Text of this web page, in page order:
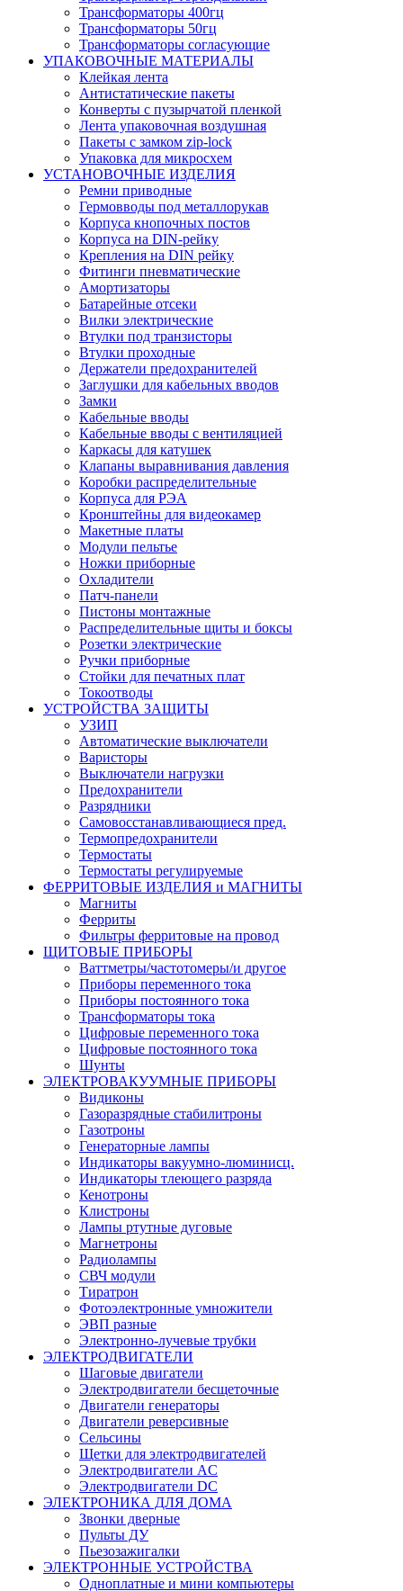
Трансформаторы 400гц
Трансформаторы 50гц
Трансформаторы согласующие
УПАКОВОЧНЫЕ МАТЕРИАЛЫ
Клейкая лента
Антистатические пакеты
Конверты с пузырчатой пленкой
Лента упаковочная воздушная
Пакеты с замком zip-lock
Упаковка для микросхем
УСТАНОВОЧНЫЕ ИЗДЕЛИЯ
Ремни приводные
Гермовводы под металлорукав
Корпуса кнопочных постов
Корпуса на DIN-рейку
Крепления на DIN рейку
Фитинги пневматические
Амортизаторы
Батарейные отсеки
Вилки электрические
Втулки под транзисторы
Втулки проходные
Держатели предохранителей
Заглушки для кабельных вводов
Замки
Кабельные вводы
Кабельные вводы с вентиляцией
Каркасы для катушек
Клапаны выравнивания давления
Коробки распределительные
Корпуса для РЭА
Кронштейны для видеокамер
Макетные платы
Модули пельтье
Ножки приборные
Охладители
Патч-панели
Пистоны монтажные
Распределительные щиты и боксы
Розетки электрические
Ручки приборные
Стойки для печатных плат
Токоотводы
УСТРОЙСТВА ЗАЩИТЫ
УЗИП
Автоматические выключатели
Варисторы
Выключатели нагрузки
Предохранители
Разрядники
Самовосстанавливающиеся пред.
Термопредохранители
Термостаты
Термостаты регулируемые
ФЕРРИТОВЫЕ ИЗДЕЛИЯ и МАГНИТЫ
Магниты
Ферриты
Фильтры ферритовые на провод
ЩИТОВЫЕ ПРИБОРЫ
Ваттметры/частотомеры/и другое
Приборы переменного тока
Приборы постоянного тока
Трансформаторы тока
Цифровые переменного тока
Цифровые постоянного тока
Шунты
ЭЛЕКТРОВАКУУМНЫЕ ПРИБОРЫ
Видиконы
Газоразрядные стабилитроны
Газотроны
Генераторные лампы
Индикаторы вакуумно-люминисц.
Индикаторы тлеющего разряда
Кенотроны
Клистроны
Лампы ртутные дуговые
Магнетроны
Радиолампы
СВЧ модули
Тиратрон
Фотоэлектронные умножители
ЭВП разные
Электронно-лучевые трубки
ЭЛЕКТРОДВИГАТЕЛИ
Шаговые двигатели
Электродвигатели бесщеточные
Двигатели генераторы
Двигатели реверсивные
Сельсины
Щетки для электродвигателей
Электродвигатели AC
Электродвигатели DC
ЭЛЕКТРОНИКА ДЛЯ ДОМА
Звонки дверные
Пульты ДУ
Пьезозажигалки
ЭЛЕКТРОННЫЕ УСТРОЙСТВА
Одноплатные и мини компьютеры